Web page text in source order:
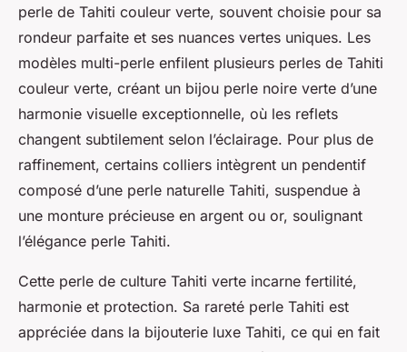
perle de Tahiti couleur verte, souvent choisie pour sa
rondeur parfaite et ses nuances vertes uniques. Les
modèles multi-perle enfilent plusieurs perles de Tahiti
couleur verte, créant un bijou perle noire verte d’une
harmonie visuelle exceptionnelle, où les reflets
changent subtilement selon l’éclairage. Pour plus de
raffinement, certains colliers intègrent un pendentif
composé d’une perle naturelle Tahiti, suspendue à
une monture précieuse en argent ou or, soulignant
l’élégance perle Tahiti.
Cette perle de culture Tahiti verte incarne fertilité,
harmonie et protection. Sa rareté perle Tahiti est
appréciée dans la bijouterie luxe Tahiti, ce qui en fait